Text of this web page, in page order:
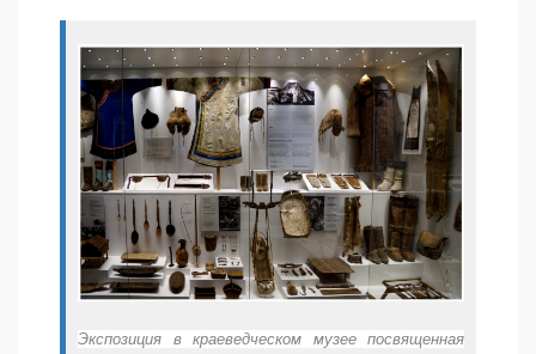
Экспозиция в краеведческом музее посвященная